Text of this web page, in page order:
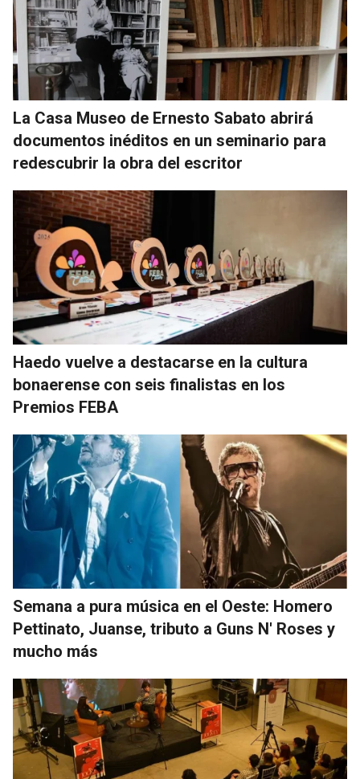
La Casa Museo de Ernesto Sabato abrirá
documentos inéditos en un seminario para
redescubrir la obra del escritor
Haedo vuelve a destacarse en la cultura
bonaerense con seis finalistas en los
Premios FEBA
Semana a pura música en el Oeste: Homero
Pettinato, Juanse, tributo a Guns N' Roses y
mucho más